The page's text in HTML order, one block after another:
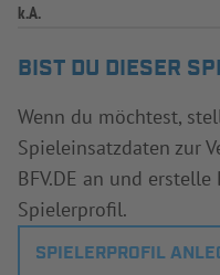
k.A.
BIST DU DIESER
Wenn du möchtest,
Spieleinsatzdaten zur
BFV.DE an und
Spielerprofil.
SPIELERPROFIL